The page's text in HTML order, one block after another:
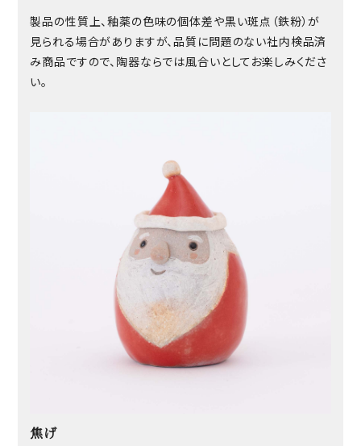
製品の性質上、釉薬の色味の個体差や黒い斑点（鉄粉）が
見られる場合がありますが、品質に問題のない社内検品済
み商品ですので、陶器ならでは風合いとしてお楽しみくださ
い。
焦げ